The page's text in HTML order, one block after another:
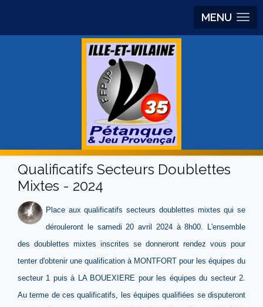
MENU
Qualificatifs Secteurs Doublettes
Mixtes - 2024
Place aux qualificatifs secteurs doublettes mixtes qui se
dérouleront le samedi 20 avril 2024 à 8h00. L'ensemble
des doublettes mixtes inscrites se donneront rendez vous pour
tenter d'obtenir une qualification à MONTFORT pour les équipes du
secteur 1 puis à LA BOUEXIERE pour les équipes du secteur 2.
Au terme de ces qualificatifs, les équipes qualifiées se disputeront